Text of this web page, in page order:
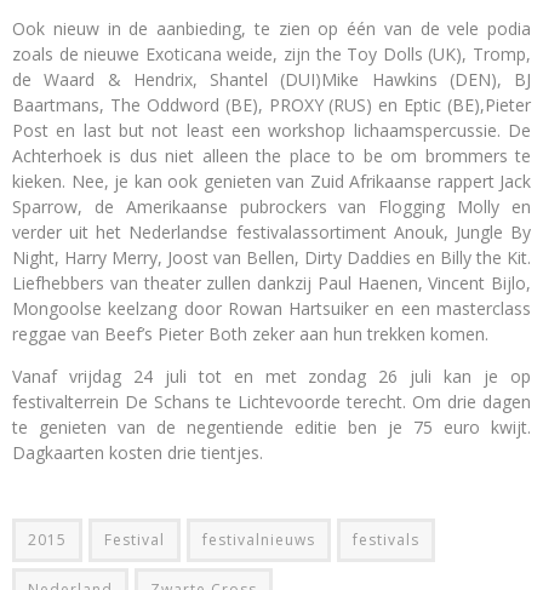
Ook nieuw in de aanbieding, te zien op één van de vele podia
zoals de nieuwe Exoticana weide, zijn the Toy Dolls (UK), Tromp,
de Waard & Hendrix, Shantel (DUI)Mike Hawkins (DEN), BJ
Baartmans, The Oddword (BE), PROXY (RUS) en Eptic (BE),Pieter
Post en last but not least een workshop lichaamspercussie. De
Achterhoek is dus niet alleen the place to be om brommers te
kieken. Nee, je kan ook genieten van Zuid Afrikaanse rappert Jack
Sparrow, de Amerikaanse pubrockers van Flogging Molly en
verder uit het Nederlandse festivalassortiment Anouk, Jungle By
Night, Harry Merry, Joost van Bellen, Dirty Daddies en Billy the Kit.
Liefhebbers van theater zullen dankzij Paul Haenen, Vincent Bijlo,
Mongoolse keelzang door Rowan Hartsuiker en een masterclass
reggae van Beef’s Pieter Both zeker aan hun trekken komen.
Vanaf vrijdag 24 juli tot en met zondag 26 juli kan je op
festivalterrein De Schans te Lichtevoorde terecht. Om drie dagen
te genieten van de negentiende editie ben je 75 euro kwijt.
Dagkaarten kosten drie tientjes.
2015 Festival festivalnieuws festivals